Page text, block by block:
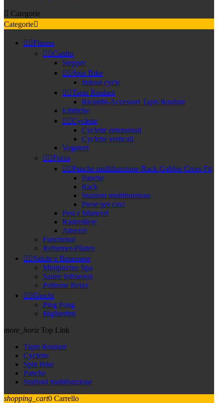
 Categorie
Categorie
 Fitness
 Cardio
Stepper
 Spin Bike
Indoor cycle
 Tapis Roulant
Ricambi-Accessori Tapis Roulant
Ellittiche
 Cyclette
Cyclette orizzontali
Cyclette verticali
Vogatori
 Forza
 Panche multifunzione-Rack-Gabbie Cross Fit
Panche
Rack
Stazioni multifunzione
Prese per cavi
Pesi e bilanceri
Rastrelliere
Attrezzi
Functional
Reformer-Pilates
 Salute e Benessere
Minipiscine Spa
Saune Infrarossi
Poltrone Relax
 Giochi
Ping Pong
Bigliardini
more_horiz Top Link
Tapis Roulant
Cyclette
Spin Bike
Panche
Stazioni multifunzione
shopping_cart0 Carrello